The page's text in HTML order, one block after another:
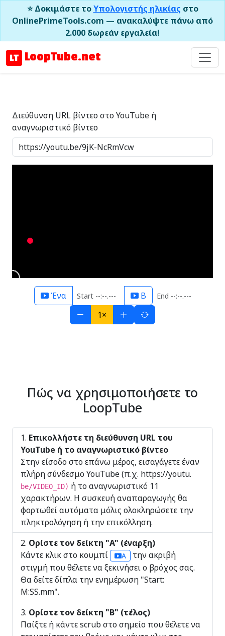
⭐ Δοκιμάστε τοΥπολογιστής ηλικίας στο
OnlinePrimeTools.com — ανακαλύψτε πάνω από
2.000 δωρεάν εργαλεία!
LoopTube.net
Διεύθυνση URL βίντεο στο YouTube ή
αναγνωριστικό βίντεο
Ένα Start --:--.--- B End --:--.---
1×
Πώς να χρησιμοποιήσετε το
LoopTube
Επικολλήστε τη διεύθυνση URL του
YouTube ή το αναγνωριστικό βίντεο
Στην είσοδο στο επάνω μέρος, εισαγάγετε έναν
πλήρη σύνδεσμο YouTube (π.χ. https://youtu.
be/VIDEO_ID) ή το αναγνωριστικό 11
χαρακτήρων. Η συσκευή αναπαραγωγής θα
φορτωθεί αυτόματα μόλις ολοκληρώσετε την
πληκτρολόγηση ή την επικόλληση.
Ορίστε τον δείκτη "A" (έναρξη)
Κάντε κλικ στο κουμπί
A
την ακριβή
στιγμή που θέλετε να ξεκινήσει ο βρόχος σας.
Θα δείτε δίπλα την ενημέρωση "Start:
M:SS.mm".
Ορίστε τον δείκτη "Β" (τέλος)
Παίξτε ή κάντε scrub στο σημείο που θέλετε να